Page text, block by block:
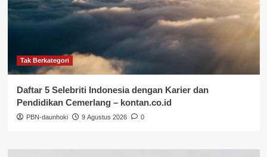
Tak Berkategori
Daftar 5 Selebriti Indonesia dengan Karier dan
Pendidikan Cemerlang – kontan.co.id
PBN-daunhoki 9 Agustus 2026 0